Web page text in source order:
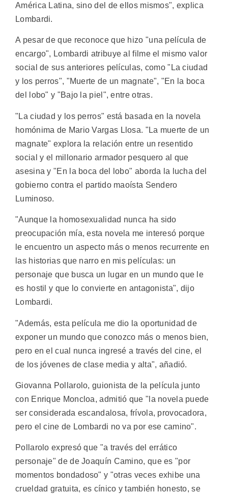
América Latina, sino del de ellos mismos", explica
Lombardi.
A pesar de que reconoce que hizo "una película de
encargo", Lombardi atribuye al filme el mismo valor
social de sus anteriores películas, como "La ciudad
y los perros", "Muerte de un magnate", "En la boca
del lobo" y "Bajo la piel", entre otras.
"La ciudad y los perros" está basada en la novela
homónima de Mario Vargas Llosa. "La muerte de un
magnate" explora la relación entre un resentido
social y el millonario armador pesquero al que
asesina y "En la boca del lobo" aborda la lucha del
gobierno contra el partido maoísta Sendero
Luminoso.
"Aunque la homosexualidad nunca ha sido
preocupación mía, esta novela me interesó porque
le encuentro un aspecto más o menos recurrente en
las historias que narro en mis películas: un
personaje que busca un lugar en un mundo que le
es hostil y que lo convierte en antagonista", dijo
Lombardi.
"Además, esta película me dio la oportunidad de
exponer un mundo que conozco más o menos bien,
pero en el cual nunca ingresé a través del cine, el
de los jóvenes de clase media y alta", añadió.
Giovanna Pollarolo, guionista de la película junto
con Enrique Moncloa, admitió que "la novela puede
ser considerada escandalosa, frívola, provocadora,
pero el cine de Lombardi no va por ese camino".
Pollarolo expresó que "a través del errático
personaje" de de Joaquín Camino, que es "por
momentos bondadoso" y "otras veces exhibe una
crueldad gratuita, es cínico y también honesto, se